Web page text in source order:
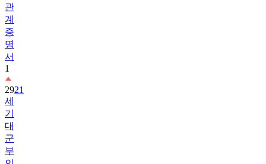
관
계
증
명
서
1
2921
세
기
대
군
부